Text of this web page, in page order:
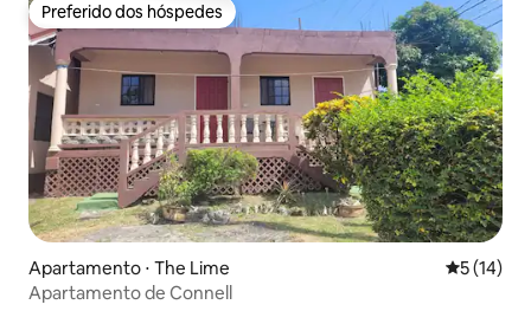
Preferido dos hóspedes
Preferido dos hóspedes
Apartamento ⋅ The Lime 5 de uma
5 (14)
Apartamento de Connell